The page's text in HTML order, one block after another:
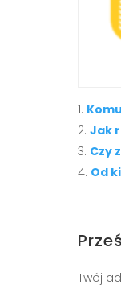
Jak
Czy
Od
Twój